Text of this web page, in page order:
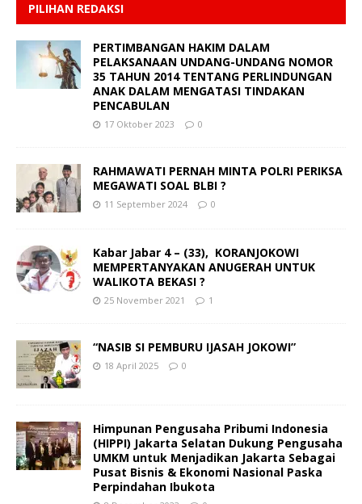
PILIHAN REDAKSI
PERTIMBANGAN HAKIM DALAM
PELAKSANAAN UNDANG-UNDANG NOMOR
35 TAHUN 2014 TENTANG PERLINDUNGAN
ANAK DALAM MENGATASI TINDAKAN
PENCABULAN
17 Oktober 2023 0
RAHMAWATI PERNAH MINTA POLRI PERIKSA
MEGAWATI SOAL BLBI ?
11 September 2024 0
Kabar Jabar 4 – (33), KORANJOKOWI
MEMPERTANYAKAN ANUGERAH UNTUK
WALIKOTA BEKASI ?
25 November 2021 1
“NASIB SI PEMBURU IJASAH JOKOWI”
18 April 2025 0
Himpunan Pengusaha Pribumi Indonesia
(HIPPI) Jakarta Selatan Dukung Pengusaha
UMKM untuk Menjadikan Jakarta Sebagai
Pusat Bisnis & Ekonomi Nasional Paska
Perpindahan Ibukota